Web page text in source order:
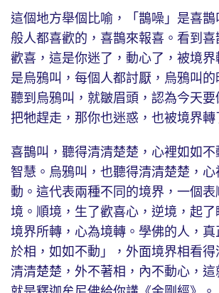
這個地方舉個比喻，「鵲噪」是喜
般人都喜歡的，喜鵲來報喜。看到
歡喜，這是你迷了，動心了，被境界
是烏鴉叫，每個人都討厭，烏鴉叫
聽到烏鴉叫，就皺眉頭，認為今天
把牠趕走，那你也迷惑，也被境界轉
喜鵲叫，聽得清清楚楚，心裡如如
智慧。烏鴉叫，也聽得清清楚楚，心
動。這代表兩種不同的境界，一個
境。順境，生了歡喜心，逆境，起
境界所轉，心為境轉。學佛的人，
於相，如如不動」，外面境界相看
清清楚楚，外不著相，內不動心，這